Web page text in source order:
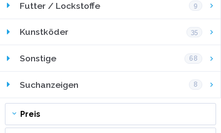
Futter / Lockstoffe 9
Kunstköder 35
Sonstige 68
Suchanzeigen 8
Preis